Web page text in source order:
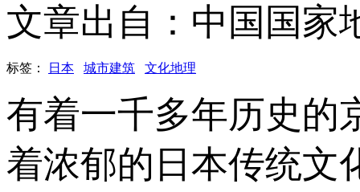
文章出自：中国国家
标签： 日本 城市建筑 文化地理
有着一千多年历史的
着浓郁的日本传统文